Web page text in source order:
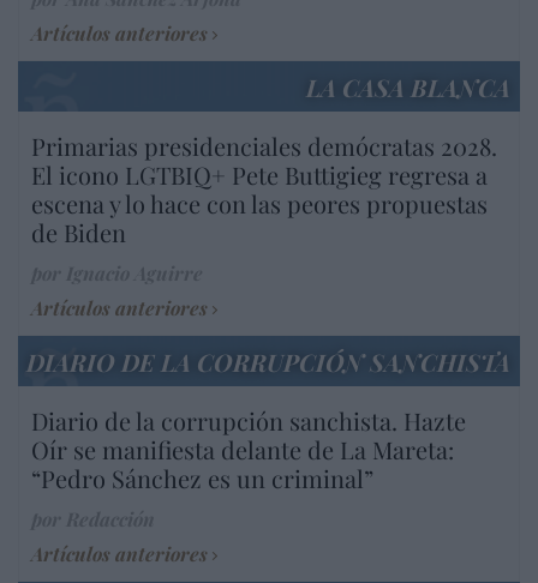
Artículos anteriores
LA CASA BLANCA
Primarias presidenciales demócratas 2028.
El icono LGTBIQ+ Pete Buttigieg regresa a
escena y lo hace con las peores propuestas
de Biden
Artículos anteriores
DIARIO DE LA CORRUPCIÓN SANCHISTA
Diario de la corrupción sanchista. Hazte
Oír se manifiesta delante de La Mareta:
“Pedro Sánchez es un criminal”
Artículos anteriores